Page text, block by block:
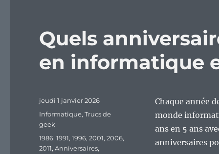
Quels
en informatique
Chaque année
monde
ans en 5 ans
anniversaires
Publié
jeudi 1 janvier 2026
Catégories
Informatique,Trucs de
geek
Étiquettes
1986,1991,1996,2001,2006,
2011,Anniversaires,